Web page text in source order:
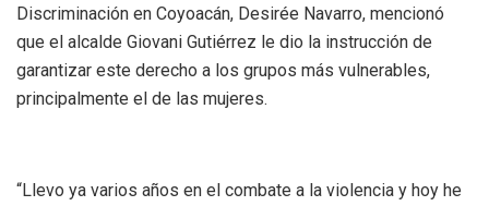
Discriminación en Coyoacán, Desirée Navarro, mencionó
que el alcalde Giovani Gutiérrez le dio la instrucción de
garantizar este derecho a los grupos más vulnerables,
principalmente el de las mujeres.
“Llevo ya varios años en el combate a la violencia y hoy he